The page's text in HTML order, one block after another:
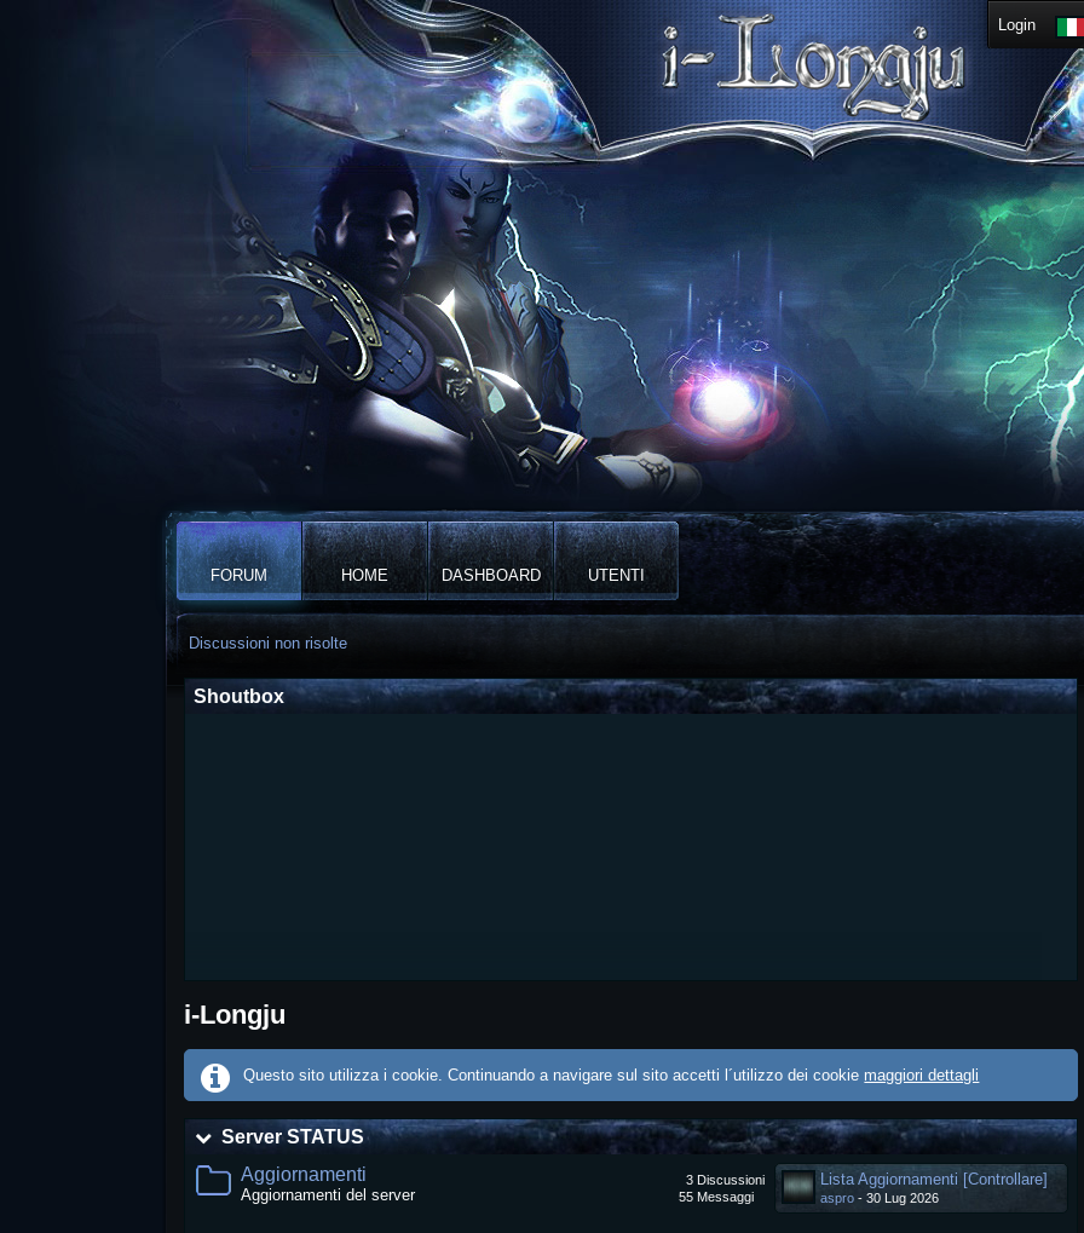
Login
FORUM HOME DASHBOARD UTENTI
Discussioni non risolte
Shoutbox
i-Longju
Questo sito utilizza i cookie. Continuando a navigare sul sito accetti l´utilizzo dei cookie maggiori dettagli
Server STATUS
Aggiornamenti
Aggiornamenti del server
Discussioni
3
Messaggi
55
Lista Aggiornamenti [Controllare]
aspro- 30 Lug 2026